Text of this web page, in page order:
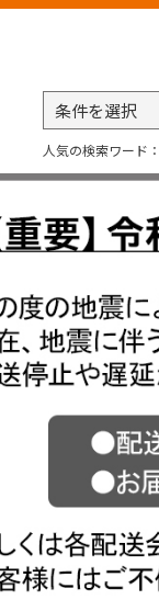
検索
人気の検索ワード：